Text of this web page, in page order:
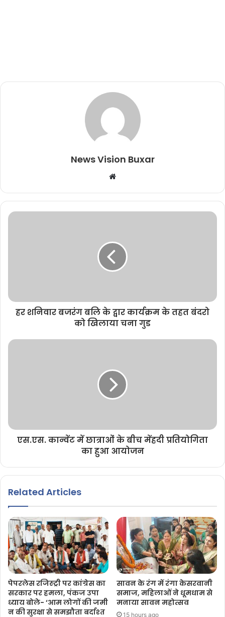
News Vision Buxar
b
s
e
हर शनिवार बजरंग बलि के द्वार कार्यक्रम के तहत बंदरो
को खिलाया चना गुड
एस.एस. कान्वेंट में छात्राओं के बीच मेंहदी प्रतियोगिता
का हुआ आयोजन
Related Articles
पेपरलेस रजिस्ट्री पर कांग्रेस का
सरकार पर हमला, पंकज उपा
ध्याय बोले- ‘आम लोगों की जमी
न की सुरक्षा से समझौता बर्दाश्त
सावन के रंग में रंगा केसरवानी
समाज, महिलाओं ने धूमधाम से
मनाया सावन महोत्सव
15 hours ago